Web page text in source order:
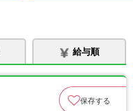
給与順
保存する